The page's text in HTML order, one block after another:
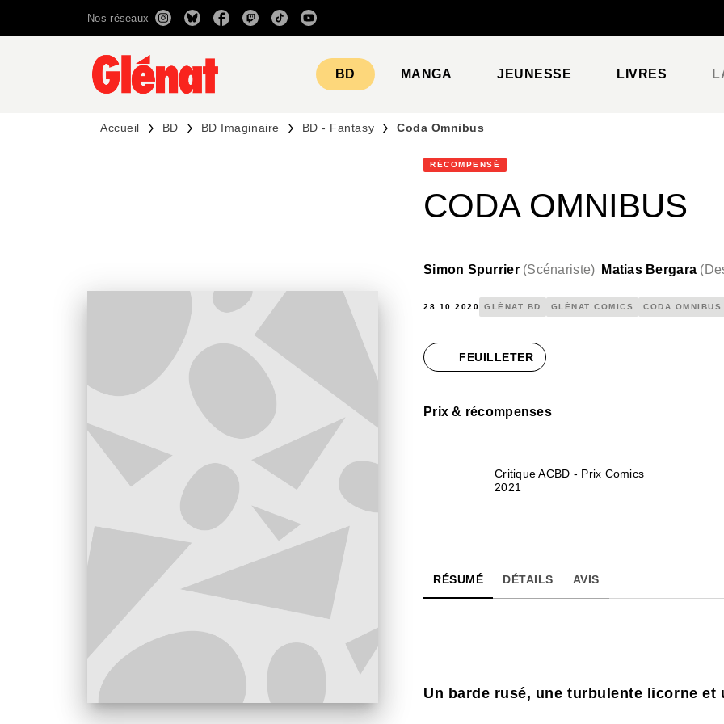
RECHERCHE CONTENU
Nos réseaux
BD MANGA JEUNESSE LIVRES
Accueil BD BD Imaginaire BD - Fantasy Coda Omnibus
RÉCOMPENSÉ
CODA OMNIBUS
Simon Spurrier (Scénariste) Matias Bergara (
28.10.2020 GLÉNAT BD GLÉNAT COMICS CODA OMNIBUS
FEUILLETER
Prix & récompenses
Critique ACBD - Prix Comics
2021
RÉSUMÉ DÉTAILS AVIS
Un barde rusé, une turbulente licorne